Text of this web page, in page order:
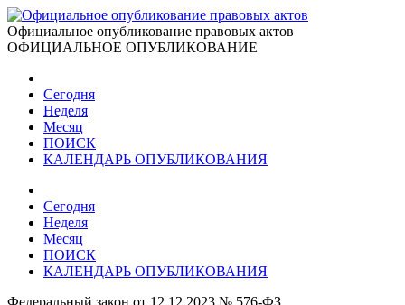
Официальное опубликование правовых актов
ОФИЦИАЛЬНОЕ ОПУБЛИКОВАНИЕ
Сегодня
Неделя
Месяц
ПОИСК
КАЛЕНДАРЬ ОПУБЛИКОВАНИЯ
Сегодня
Неделя
Месяц
ПОИСК
КАЛЕНДАРЬ ОПУБЛИКОВАНИЯ
Федеральный закон от 12.12.2023 № 576-ФЗ